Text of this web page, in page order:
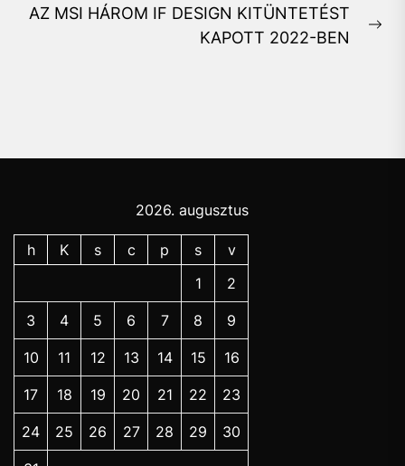
AZ MSI HÁROM IF DESIGN KITÜNTETÉST
KAPOTT 2022-BEN
2026. augusztus
h K s c p s
v
1
2
3 4 5 6 7 8 9
10 11 12 13 14 15 16
17 18 19 20 21 22 23
24 25 26 27 28 29 30